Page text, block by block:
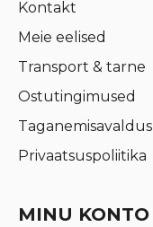
Kontakt
Meie eelised
Transport & tarne
Ostutingimused
Taganemisavaldus
Privaatsuspoliitika
MINU KONTO